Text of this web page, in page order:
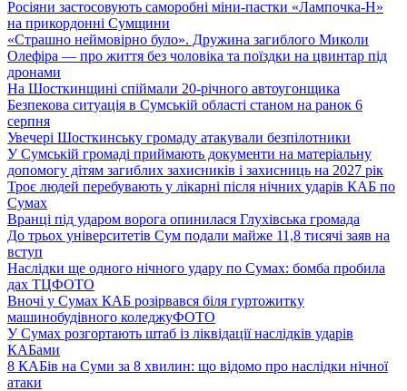
Росіяни застосовують саморобні міни-пастки «Лампочка-Н»
на прикордонні Сумщини
«Страшно неймовірно було». Дружина загиблого Миколи
Олефіра — про життя без чоловіка та поїздки на цвинтар під
дронами
На Шосткинщині спіймали 20-річного автоугонщика
Безпекова ситуація в Сумській області станом на ранок 6
серпня
Увечері Шосткинську громаду атакували безпілотники
У Сумській громаді приймають документи на матеріальну
допомогу дітям загиблих захисників і захисниць на 2027 рік
Троє людей перебувають у лікарні після нічних ударів КАБ по
Сумах
Вранці під ударом ворога опинилася Глухівська громада
До трьох університетів Сум подали майже 11,8 тисячі заяв на
вступ
Наслідки ще одного нічного удару по Сумах: бомба пробила
дах ТЦФОТО
Вночі у Сумах КАБ розірвався біля гуртожитку
машинобудівного коледжуФОТО
У Сумах розгортають штаб із ліквідації наслідків ударів
КАБами
8 КАБів на Суми за 8 хвилин: що відомо про наслідки нічної
атаки